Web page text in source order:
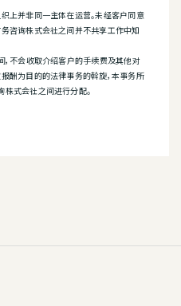
上并非同一主体在运营。未经客户同意
咨询株式会社之间并不共享工作中知
不会收取介绍客户的手续费及其他对
酬为目的的法律事务的斡旋，本事务所
式会社之间进行分配。